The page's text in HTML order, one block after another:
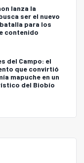
lanza la
ser el nuevo
para los
contenido
del Campo: el
que convirtió
mapuche en un
del Biobío